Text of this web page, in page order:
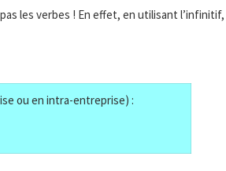
les verbes ! En effet, en utilisant l’infinitif,
ou en intra-entreprise) :